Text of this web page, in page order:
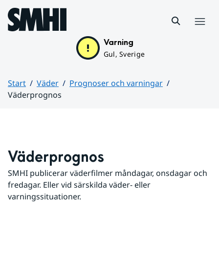
Hoppa till sidans innehåll
Varning
Gul, Sverige
Start Väder
Prognoser och varningar
Väderprognos
Väderprognos
SMHI publicerar väderfilmer måndagar, onsdagar och
fredagar. Eller vid särskilda väder- eller
varningssituationer.